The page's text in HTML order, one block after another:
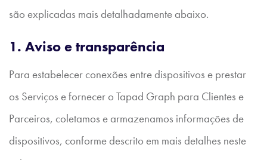
são explicadas mais detalhadamente abaixo.
1. Aviso e transparência
Para estabelecer conexões entre dispositivos e prestar
os Serviços e fornecer o Tapad Graph para Clientes e
Parceiros, coletamos e armazenamos informações de
dispositivos, conforme descrito em mais detalhes neste